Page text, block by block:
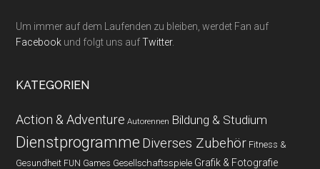
Um immer auf dem Laufenden zu bleiben, werdet Fan auf
Facebook und folgt uns aufTwitter.
KATEGORIEN
Action & Adventure Autorennen Bildung & Studium
Dienstprogramme Diverses Zubehör Fitness &
Gesundheit FUN Games Gesellschaftsspiele Grafik & Fotografie